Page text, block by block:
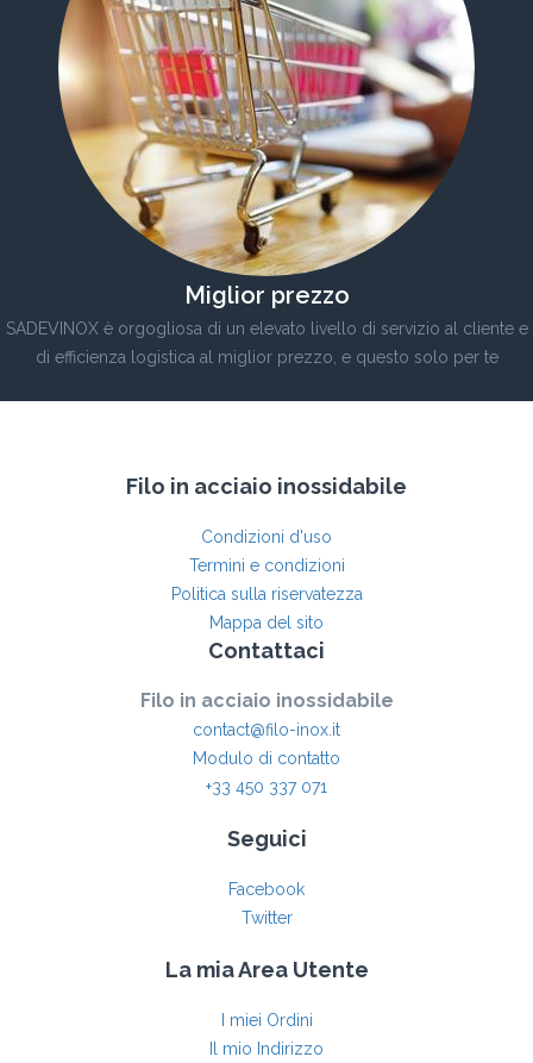
Miglior prezzo
SADEVINOX è orgogliosa di un elevato livello di servizio al cliente e
di efficienza logistica al miglior prezzo, e questo solo per te
Filo in acciaio inossidabile
Condizioni d'uso
Termini e condizioni
Politica sulla riservatezza
Mappa del sito
Contattaci
Filo in acciaio inossidabile
contact@filo-inox.it
Modulo di contatto
+33 450 337 071
Seguici
Facebook
Twitter
La mia Area Utente
I miei Ordini
Il mio Indirizzo